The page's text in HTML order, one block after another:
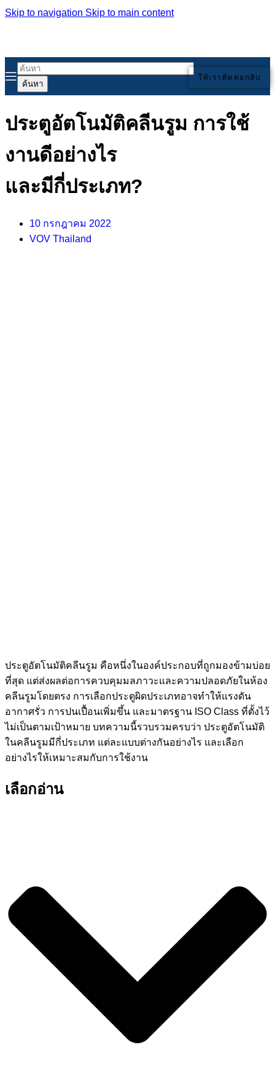
Skip to navigation Skip to main content
ค้นหา
ให้เราติดต่อกลับ
ประตูอัตโนมัติคลีนรูม การใช้
งานดีอย่างไร
และมีกี่ประเภท?
10 กรกฎาคม 2022
VOV Thailand
ประตูอัตโนมัติคลีนรูม คือหนึ่งในองค์ประกอบที่ถูกมองข้ามบ่อย
ที่สุด แต่ส่งผลต่อการควบคุมมลภาวะและความปลอดภัยในห้อง
คลีนรูมโดยตรง การเลือกประตูผิดประเภทอาจทำให้แรงดัน
อากาศรั่ว การปนเปื้อนเพิ่มขึ้น และมาตรฐาน ISO Class ที่ตั้งไว้
ไม่เป็นตามเป้าหมาย บทความนี้รวบรวมครบว่า ประตูอัตโนมัติ
ในคลีนรูมมีกี่ประเภท แต่ละแบบต่างกันอย่างไร และเลือก
อย่างไรให้เหมาะสมกับการใช้งาน
เลือกอ่าน